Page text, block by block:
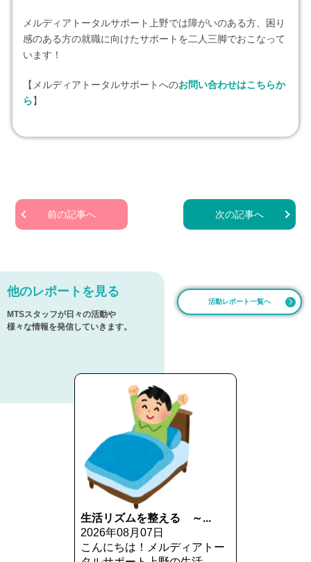
メルディアトータルサポート上野では障がいのある方、困り
感のある方の就職に向けたサポートを二人三脚でおこなって
います！
【メルディアトータルサポートへのお問い合わせはこちらか
ら】
前の記事へ 次の記事へ
他のレポートを見る
MTSスタッフが日々の活動や
様々な情報を発信していきます。
活動レポート一覧へ
生活リズムを整える ～...
2026年08月07日
こんにちは！メルディアトー